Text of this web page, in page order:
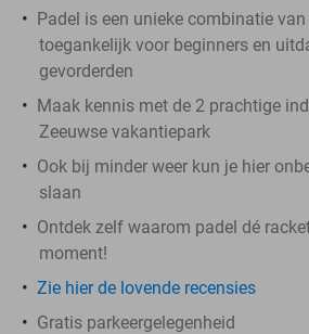
Padel is een unieke combinatie
toegankelijk voor beginners en
gevorderden
Maak kennis met de 2 prachtige
Zeeuwse vakantiepark
Ook bij minder weer kun je hier
slaan
Ontdek zelf waarom padel dé
moment!
Zie hier de lovende recensies
Gratis parkeergelegenheid